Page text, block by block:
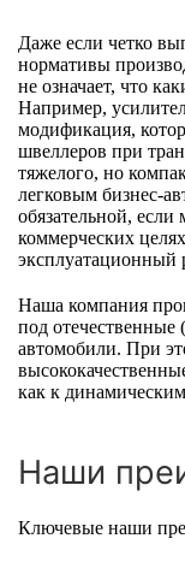
Даже если четко
нормативы
не означает, что
Например,
модификация,
швеллеров при
тяжелого, но
легковым бизнес-
обязательной,
коммерческих
эксплуатационный
Наша компания
под
автомобили. При
как к
Наши
Ключевые наши